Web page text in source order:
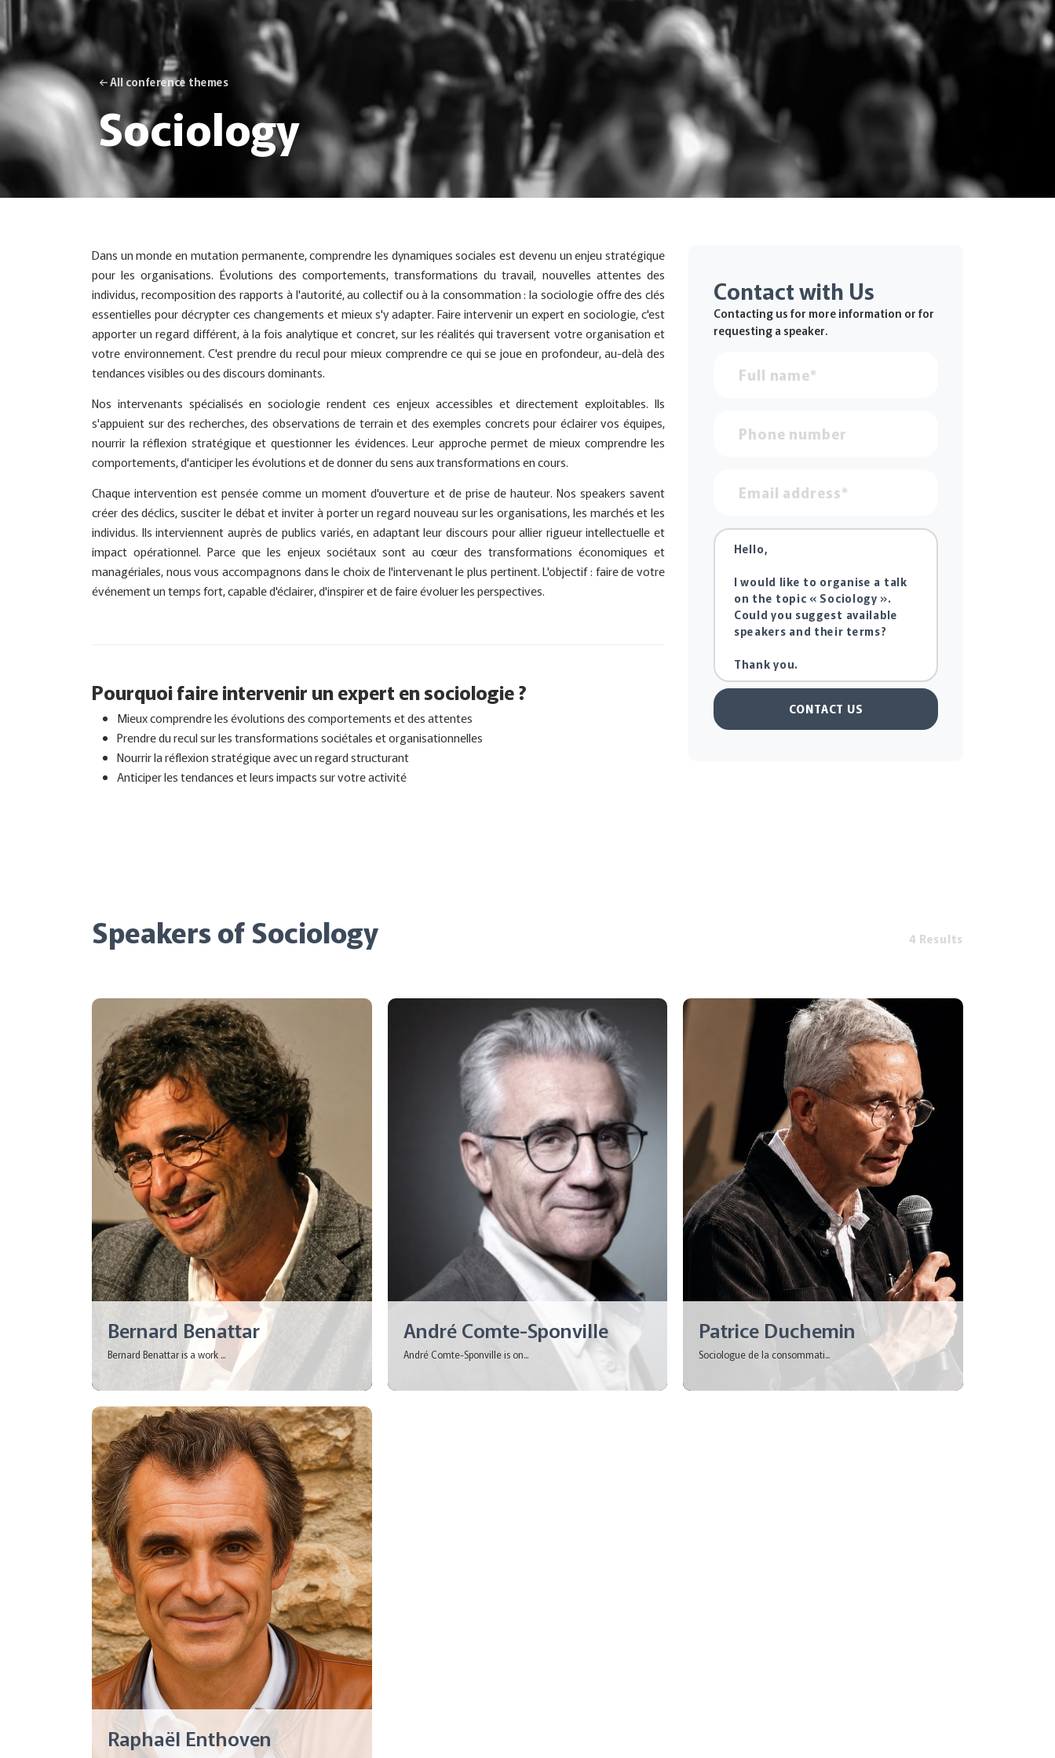
← All conference themes
Sociology
Dans un monde en mutation permanente, comprendre les dynamiques sociales est devenu un enjeu stratégique
pour les organisations. Évolutions des comportements, transformations du travail, nouvelles attentes des
individus, recomposition des rapports à l'autorité, au collectif ou à la consommation : la sociologie offre des clés
essentielles pour décrypter ces changements et mieux s'y adapter. Faire intervenir un expert en sociologie, c'est
apporter un regard différent, à la fois analytique et concret, sur les réalités qui traversent votre organisation et
votre environnement. C'est prendre du recul pour mieux comprendre ce qui se joue en profondeur, au-delà des
tendances visibles ou des discours dominants.
Nos intervenants spécialisés en sociologie rendent ces enjeux accessibles et directement exploitables. Ils
s'appuient sur des recherches, des observations de terrain et des exemples concrets pour éclairer vos équipes,
nourrir la réflexion stratégique et questionner les évidences. Leur approche permet de mieux comprendre les
comportements, d'anticiper les évolutions et de donner du sens aux transformations en cours.
Chaque intervention est pensée comme un moment d'ouverture et de prise de hauteur. Nos speakers savent
créer des déclics, susciter le débat et inviter à porter un regard nouveau sur les organisations, les marchés et les
individus. Ils interviennent auprès de publics variés, en adaptant leur discours pour allier rigueur intellectuelle et
impact opérationnel. Parce que les enjeux sociétaux sont au cœur des transformations économiques et
managériales, nous vous accompagnons dans le choix de l'intervenant le plus pertinent. L'objectif : faire de votre
événement un temps fort, capable d'éclairer, d'inspirer et de faire évoluer les perspectives.
Pourquoi faire intervenir un expert en sociologie ?
Mieux comprendre les évolutions des comportements et des attentes
Prendre du recul sur les transformations sociétales et organisationnelles
Nourrir la réflexion stratégique avec un regard structurant
Anticiper les tendances et leurs impacts sur votre activité
Contact with Us
Contacting us for more information or for
requesting a speaker.
CONTACT US
Speakers of Sociology 4 Results
Bernard Benattar
Bernard Benattar is a work ...
André Comte-Sponville
André Comte-Sponville is on...
Patrice Duchemin
Sociologue de la consommati...
Raphaël Enthoven